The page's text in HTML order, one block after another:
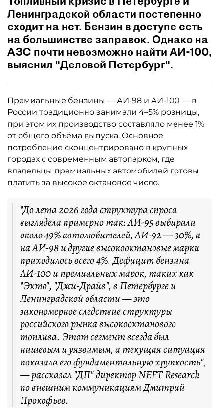
Ленинградской области постепенно
сходит на нет. Бензин в доступе есть
на большинстве заправок. Однако на
АЗС почти невозможно найти АИ-100,
выяснил "Деловой Петербург".
Премиальные бензины — АИ-98 и АИ-100 — в
России традиционно занимали 4–5% розницы,
при этом их производство составляло менее 1%
от общего объёма выпуска. Основное
потребление сконцентрировано в крупных
городах с современным автопарком, где
владельцы премиальных автомобилей готовы
платить за высокое октановое число.
"До лета 2026 года структура спроса
выглядела примерно так: АИ-95 выбирали
около 49% автолюбителей, АИ-92 — 30%, а
на АИ-98 и другие высокооктановые марки
приходилось всего 4%. Дефицит бензина
АИ-100 и премиальных марок, таких как
"Экто", "Джи-Драйв", в Петербурге и
Ленинградской области — это
закономерное следствие структуры
российского рынка высокооктанового
топлива. Этот сегмент всегда был
нишевым и уязвимым, а текущая ситуация
показала его фундаментальную хрупкость",
— рассказал "ДП" директор NEFT Research
по внешним коммуникациям Дмитрий
Прокофьев.